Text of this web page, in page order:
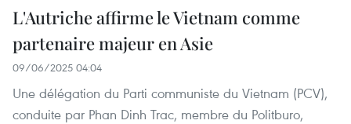
L'Autriche affirme le Vietnam comme
partenaire majeur en Asie
09/06/2025 04:04
Une délégation du Parti communiste du Vietnam (PCV),
conduite par Phan Dinh Trac, membre du Politburo,